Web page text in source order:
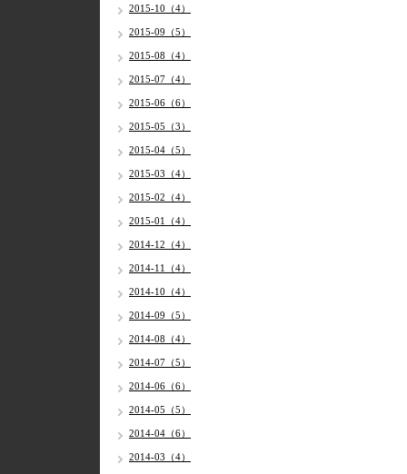
2015-10（4）
2015-09（5）
2015-08（4）
2015-07（4）
2015-06（6）
2015-05（3）
2015-04（5）
2015-03（4）
2015-02（4）
2015-01（4）
2014-12（4）
2014-11（4）
2014-10（4）
2014-09（5）
2014-08（4）
2014-07（5）
2014-06（6）
2014-05（5）
2014-04（6）
2014-03（4）